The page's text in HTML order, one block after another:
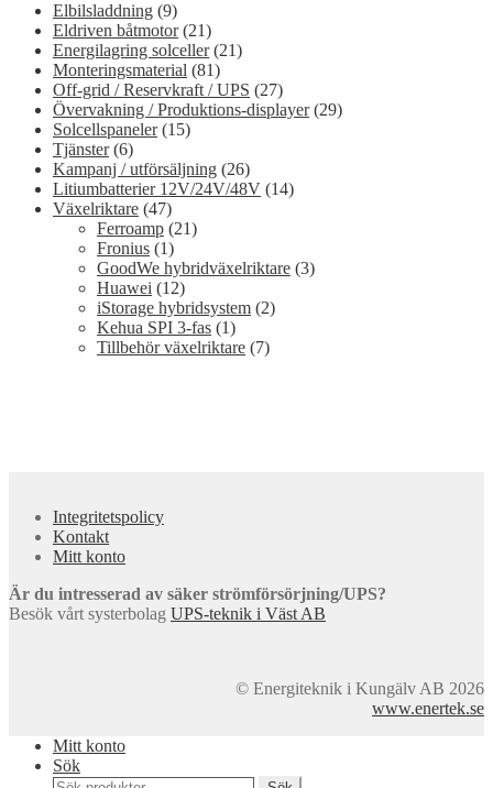
Elbilsladdning (9)
Eldriven båtmotor (21)
Energilagring solceller (21)
Monteringsmaterial (81)
Off-grid / Reservkraft / UPS (27)
Övervakning / Produktions-displayer (29)
Solcellspaneler (15)
Tjänster (6)
Kampanj / utförsäljning (26)
Litiumbatterier 12V/24V/48V (14)
Växelriktare (47)
Ferroamp (21)
Fronius (1)
GoodWe hybridväxelriktare (3)
Huawei (12)
iStorage hybridsystem (2)
Kehua SPI 3-fas (1)
Tillbehör växelriktare (7)
Integritetspolicy
Kontakt
Mitt konto
Är du intresserad av säker strömförsörjning/UPS?
Besök vårt systerbolag UPS-teknik i Väst AB
© Energiteknik i Kungälv AB 2026
www.enertek.se
Mitt konto
Sök
Sök